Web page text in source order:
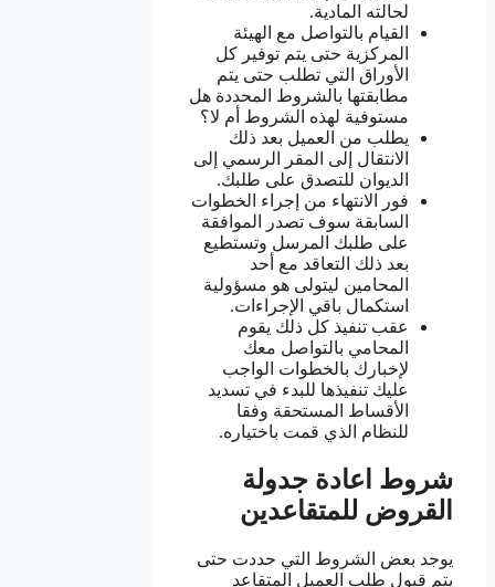
لحالته المادية.
القيام بالتواصل مع الهيئة
المركزية حتى يتم توفير كل
الأوراق التي تطلب حتى يتم
مطابقتها بالشروط المحددة هل
مستوفية لهذه الشروط أم لا؟
يطلب من العميل بعد ذلك
الانتقال إلى المقر الرسمي إلى
الديوان للتصدق على طلبك.
فور الانتهاء من إجراء الخطوات
السابقة سوف تصدر الموافقة
على طلبك المرسل وتستطيع
بعد ذلك التعاقد مع أحد
المحامين ليتولى هو مسؤولية
استكمال باقي الإجراءات.
عقب تنفيذ كل ذلك يقوم
المحامي بالتواصل معك
لإخبارك بالخطوات الواجب
عليك تنفيذها للبدء في تسديد
الأقساط المستحقة وفقا
للنظام الذي قمت باختياره.
شروط اعادة جدولة
القروض للمتقاعدين
يوجد بعض الشروط التي حددت حتى
يتم قبول طلب العميل المتقاعد